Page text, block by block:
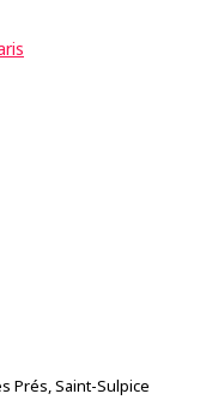
Prés, Saint-Sulpice